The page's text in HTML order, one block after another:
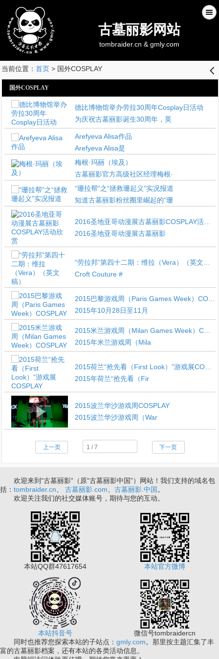
古墓丽影网站
tombraider.cn & gmly.com
当前位置： 首页> 国外COSPLAY 󰊒
国外COSPLAY
德比博物馆举办劳拉30周年Cosplay日活动
为庆祝古墓丽影诞生30周年，英
Arefyeva Alisa作品
Arefyeva Alisa是
梅根·玛丽（埃及）
古墓丽影官方高级社区经理梅根·
“珊拉帮”之“拯救珊起义”实况报道
知道古墓丽影粉丝圈里崛起的“珊
2016圣地亚哥动漫展古墓丽影
Croft Couture #
2015年10月28日至11月
2015年米兰游戏周（Mila
2015年荷兰“抢先看（Fir
2015波兰华沙游戏周COSPLAY
2015波兰华沙游戏周（War
上一页 下一页
欢迎来到“古墓丽影”（原“古墓丽影中国”）网站！我们支持的域名包
括： tombraider.cn 古墓丽影.com 古墓丽影.中国 。
欢迎关注我们的社交媒体账号，期待与您的互动。
本站QQ群47617654 本站官方微博
本站抖音号
微信号tombraidercn
同时也推荐您探索本站的子站点： gmly.com。那里按主题汇集了丰
富的古墓丽影档案，还有本站的各类活动信息。